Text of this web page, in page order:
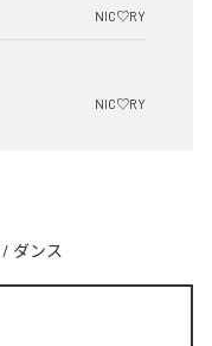
NIC♡RY
NIC♡RY
/ ダンス